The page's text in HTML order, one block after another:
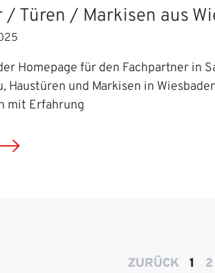
/ Türen / Markisen aus
Homepage für den Fachpartner in
Haustüren und Markisen in
mit Erfahrung
ZURÜCK 1 2